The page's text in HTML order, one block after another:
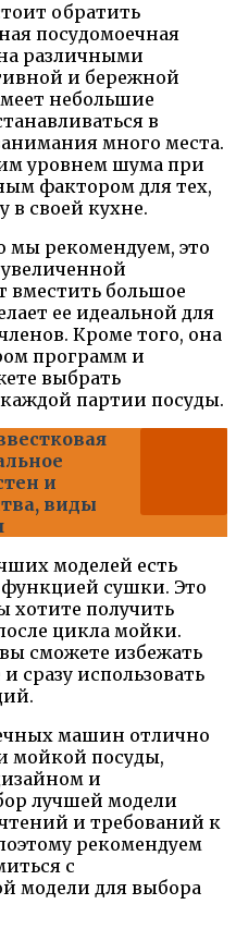
обратить
посудомоечная
различными
и бережной
небольшие
в
много места.
уровнем шума при
фактором для тех,
в своей кухне.
мы рекомендуем, это
вместить большое
ее идеальной для
Кроме того, она
программ и
выбрать
партии посуды.
и
виды
моделей есть
сушки. Это
хотите получить
цикла мойки.
сможете избежать
сразу использовать
машин отлично
мойкой посуды,
и
лучшей модели
и требований к
рекомендуем
с
модели для выбора